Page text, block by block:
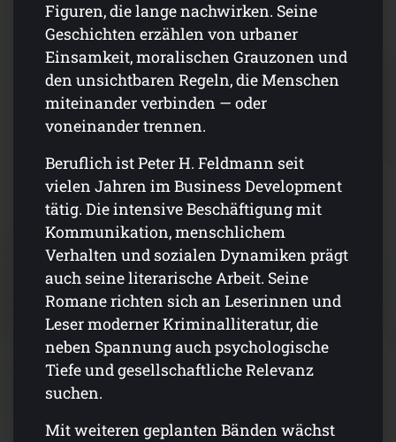
Figuren, die lange nachwirken. Seine
Geschichten erzählen von urbaner
Einsamkeit, moralischen Grauzonen und
den unsichtbaren Regeln, die Menschen
miteinander verbinden — oder
voneinander trennen.
Beruflich ist Peter H. Feldmann seit
vielen Jahren im Business Development
tätig. Die intensive Beschäftigung mit
Kommunikation, menschlichem
Verhalten und sozialen Dynamiken prägt
auch seine literarische Arbeit. Seine
Romane richten sich an Leserinnen und
Leser moderner Kriminalliteratur, die
neben Spannung auch psychologische
Tiefe und gesellschaftliche Relevanz
suchen.
Mit weiteren geplanten Bänden wächst